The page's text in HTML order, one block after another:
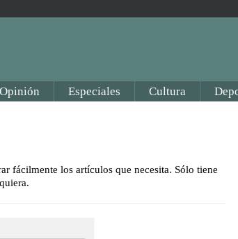
Opinión Especiales Cultura
fácilmente los artículos que necesita. Sólo tiene